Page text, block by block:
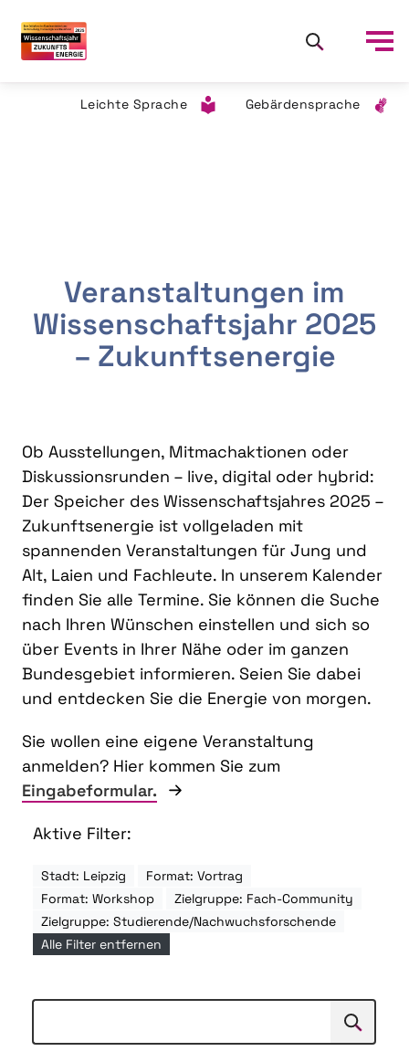
Leichte Sprache Gebärdensprache
Veranstaltungen im
Wissenschaftsjahr 2025
– Zukunftsenergie
Ob Ausstellungen, Mitmachaktionen oder
Diskussionsrunden – live, digital oder hybrid:
Der Speicher des Wissenschaftsjahres 2025 –
Zukunftsenergie ist vollgeladen mit
spannenden Veranstaltungen für Jung und
Alt, Laien und Fachleute. In unserem Kalender
finden Sie alle Termine. Sie können die Suche
nach Ihren Wünschen einstellen und sich so
über Events in Ihrer Nähe oder im ganzen
Bundesgebiet informieren. Seien Sie dabei
und entdecken Sie die Energie von morgen.
Sie wollen eine eigene Veranstaltung
anmelden? Hier kommen Sie zum
Eingabeformular.
Aktive Filter:
Stadt: Leipzig
Format: Vortrag
Format: Workshop
Zielgruppe: Fach-Community
Zielgruppe: Studierende/Nachwuchsforschende
Alle Filter entfernen
Suchen